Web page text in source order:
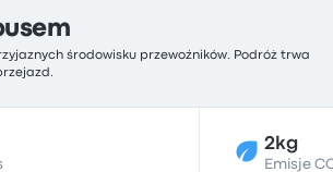
środowisku przewoźników. Podróż trwa
2kg
Emisje